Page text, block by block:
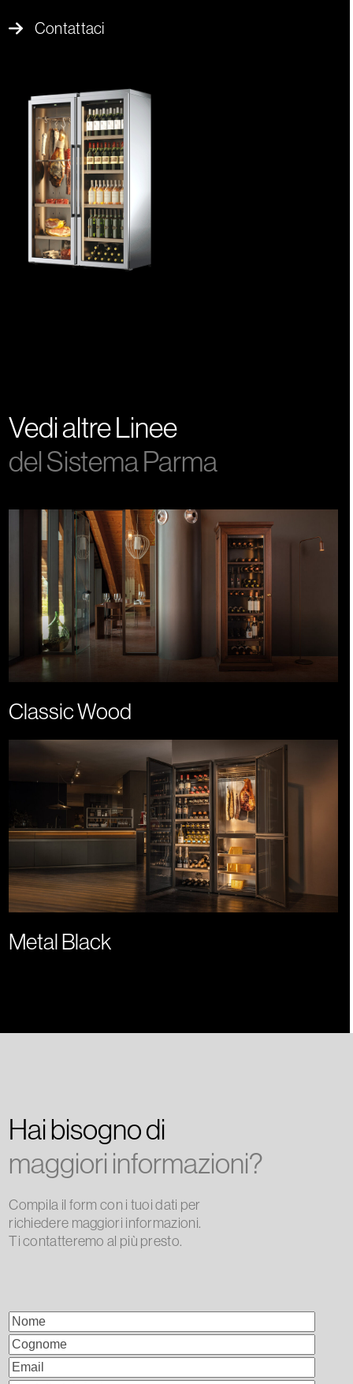
Contattaci
Vedi altre Linee
del Sistema Parma
Classic Wood
Metal Black
Hai bisogno di
maggiori informazioni?
Compila il form con i tuoi dati per
richiedere maggiori informazioni.
Ti contatteremo al più presto.